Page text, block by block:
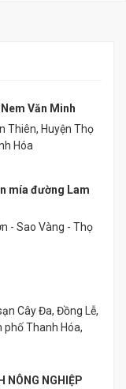
Văn Minh
Thiên, Huyện Thọ
Hóa
mía đường Lam
- Sao Vàng - Thọ
Cây Đa, Đồng Lễ,
phố Thanh Hóa,
NÔNG NGHIỆP